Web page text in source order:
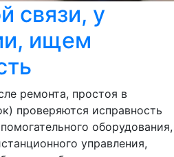
связи, у
ищем
ремонта, простоя в
проверяются исправность
оборудования,
управления,